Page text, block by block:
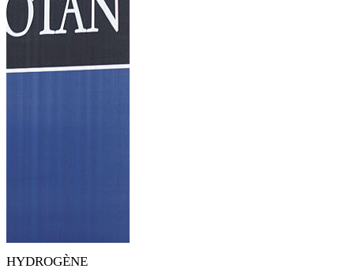
HYDROGÈNE